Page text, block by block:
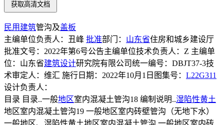
获取高清文档
民用建筑管沟及盖板
主编单位负责人：丑峰 批准部门： 山东省住房和城乡建设厅
批准文号：2022年第6号公告主编单位技术负责人：Z 主编单
位：山东省建筑设计研究院有限公司统一编号：DBJT37-3技
术审定人：维汇 施行日期：2022年10月1日图集号： L22G311
设计负责人：
目录 目录..一般地区室内混凝土管沟18 编制说明..湿陷性黄土
地区室内混凝土管沟19 一般地区室内砖壁管沟（无地下水）